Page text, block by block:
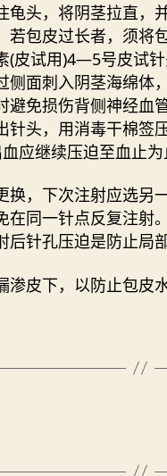
龟头，将阴茎拉直，
若包皮过长者，须将
(皮试用)4—5号皮试
侧面刺入阴茎海绵体
避免损伤背侧神经血
针头，用消毒干棉签
应继续压迫至血止为
换，下次注射应选另
在同一针点反复注射
后针孔压迫是防止局
皮下，以防止包皮水